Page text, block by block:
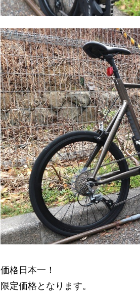
価格日本一！
限定価格となります。